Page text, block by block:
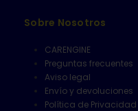
Sobre Nosotros
CARENGINE
Preguntas frecuentes
Aviso legal
Envío y devoluciones
Política de Privacidad